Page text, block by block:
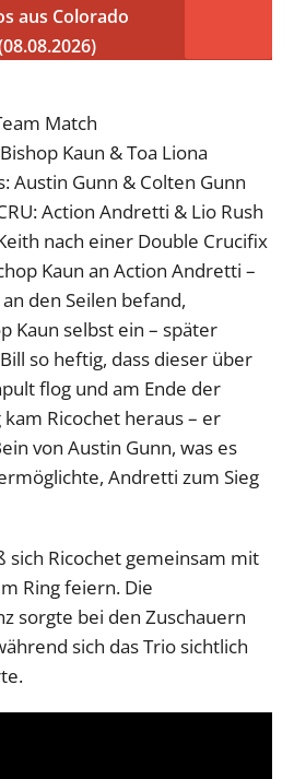
aus Colorado
Match
Kaun & Toa Liona
Austin Gunn & Colten Gunn
Action Andretti & Lio Rush
nach einer Double Crucifix
Kaun an Action Andretti –
den Seilen befand,
Kaun selbst ein – später
so heftig, dass dieser über
flog und am Ende der
Ricochet heraus – er
von Austin Gunn, was es
Andretti zum Sieg
sich Ricochet gemeinsam mit
Ring feiern. Die
sorgte bei den Zuschauern
sich das Trio sichtlich